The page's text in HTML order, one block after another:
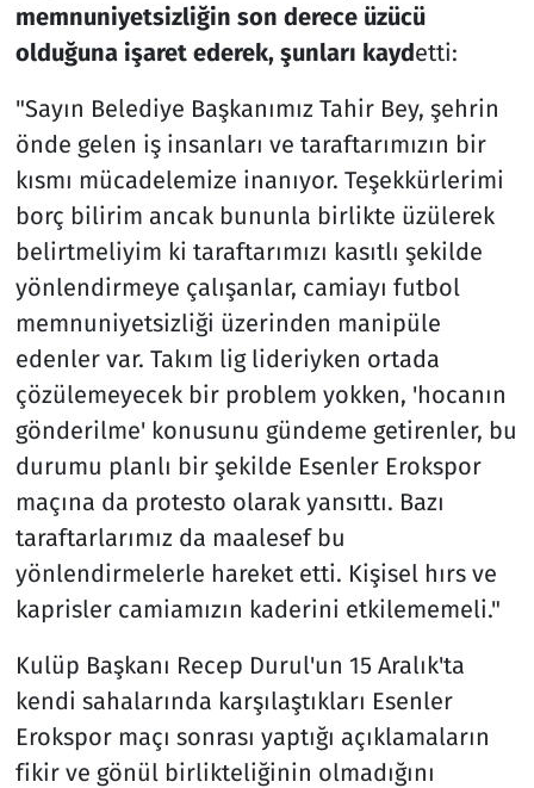
memnuniyetsizliğin son derece üzücü
olduğuna işaret ederek, şunları kaydetti:
"Sayın Belediye Başkanımız Tahir Bey, şehrin
önde gelen iş insanları ve taraftarımızın bir
kısmı mücadelemize inanıyor. Teşekkürlerimi
borç bilirim ancak bununla birlikte üzülerek
belirtmeliyim ki taraftarımızı kasıtlı şekilde
yönlendirmeye çalışanlar, camiayı futbol
memnuniyetsizliği üzerinden manipüle
edenler var. Takım lig lideriyken ortada
çözülemeyecek bir problem yokken, 'hocanın
gönderilme' konusunu gündeme getirenler, bu
durumu planlı bir şekilde Esenler Erokspor
maçına da protesto olarak yansıttı. Bazı
taraftarlarımız da maalesef bu
yönlendirmelerle hareket etti. Kişisel hırs ve
kaprisler camiamızın kaderini etkilememeli."
Kulüp Başkanı Recep Durul'un 15 Aralık'ta
kendi sahalarında karşılaştıkları Esenler
Erokspor maçı sonrası yaptığı açıklamaların
fikir ve gönül birlikteliğinin olmadığını